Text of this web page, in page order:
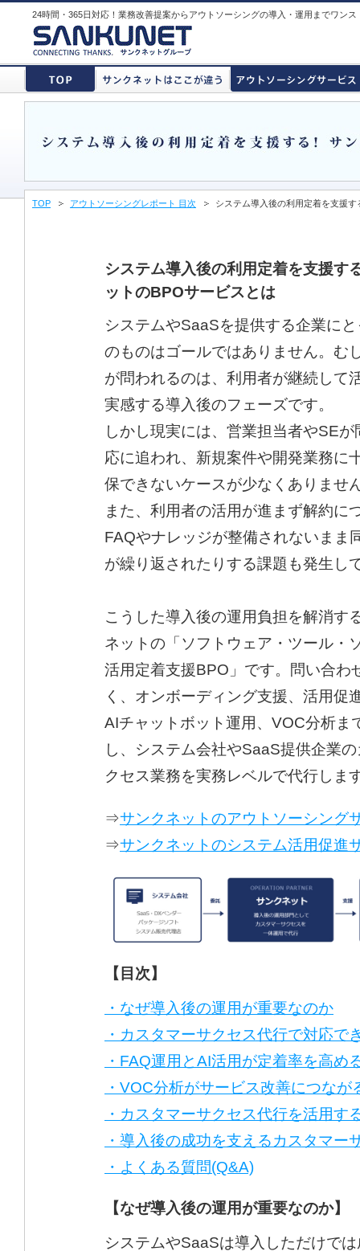
24時間・365日対応！業務改善提案からアウトソーシングの導入・運用までワン
TOP アウトソーシングレポート 目次 システム導入後の利用定着を支援
システム導入後の利用定着を支援
ットのBPOサービスとは
システムやSaaSを提供する企業に
のものはゴールではありません。む
が問われるのは、利用者が継続して
実感する導入後のフェーズです。
しかし現実には、営業担当者やSEが
応に追われ、新規案件や開発業務に
保できないケースが少なくありませ
また、利用者の活用が進まず解約に
FAQやナレッジが整備されないまま
が繰り返されたりする課題も発生し
こうした導入後の運用負担を解消す
ネットの「ソフトウェア・ツール・
活用定着支援BPO」です。問い合わ
く、オンボーディング支援、活用促
AIチャットボット運用、VOC分析ま
し、システム会社やSaaS提供企業
クセス業務を実務レベルで代行しま
⇒サンクネットのアウトソーシング
⇒サンクネットのシステム活用促進
【目次】
・なぜ導入後の運用が重要なのか
・カスタマーサクセス代行で対応で
・FAQ運用とAI活用が定着率を高め
・VOC分析がサービス改善につなが
・カスタマーサクセス代行を活用す
・導入後の成功を支えるカスタマー
・よくある質問(Q&A)
【なぜ導入後の運用が重要なのか】
システムやSaaSは導入しただけで